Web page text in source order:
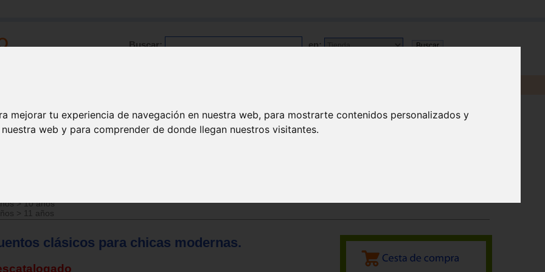
mejorar tu experiencia de navegación en nuestra web, para mostrarte contenidos personalizados y
web y para comprender de donde llegan nuestros visitantes.
Buscar: en:
>10 años
> 11 años
clásicos para chicas modernas.